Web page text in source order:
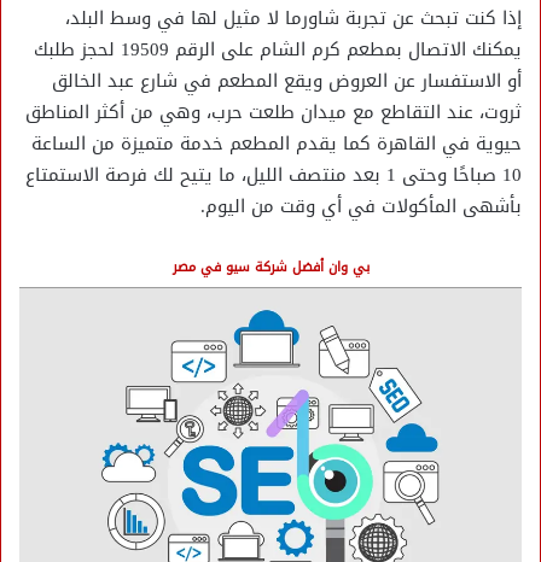
إذا كنت تبحث عن تجربة شاورما لا مثيل لها في وسط البلد،
يمكنك الاتصال بمطعم كرم الشام على الرقم 19509 لحجز طلبك
أو الاستفسار عن العروض ويقع المطعم في شارع عبد الخالق
ثروت، عند التقاطع مع ميدان طلعت حرب، وهي من أكثر المناطق
حيوية في القاهرة كما يقدم المطعم خدمة متميزة من الساعة
10 صباحًا وحتى 1 بعد منتصف الليل، ما يتيح لك فرصة الاستمتاع
بأشهى المأكولات في أي وقت من اليوم.
بي وان أفضل شركة سيو في مصر